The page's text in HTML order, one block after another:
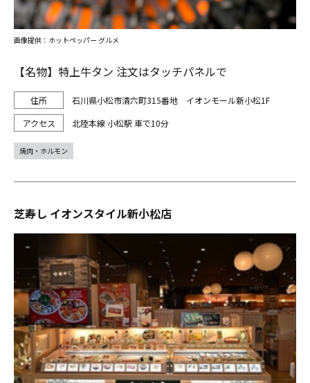
【名物】特上牛タン 注文はタッチパネルで
石川県小松市清六町315番地 イオンモール新小松1F
北陸本線 小松駅 車で10分
画像提供：ホットペッパー グルメ
焼肉・ホルモン
芝寿し イオンスタイル新小松店